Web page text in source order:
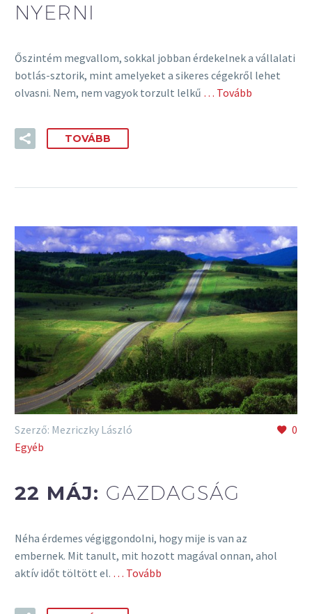
NYERNI
Őszintém megvallom, sokkal jobban érdekelnek a vállalati
botlás-sztorik, mint amelyeket a sikeres cégekről lehet
olvasni. Nem, nem vagyok torzult lelkű … Tovább
TOVÁBB
0
Szerző: Mezriczky László
Egyéb
22 MÁJ: GAZDAGSÁG
Néha érdemes végiggondolni, hogy mije is van az
embernek. Mit tanult, mit hozott magával onnan, ahol
aktív időt töltött el. … Tovább